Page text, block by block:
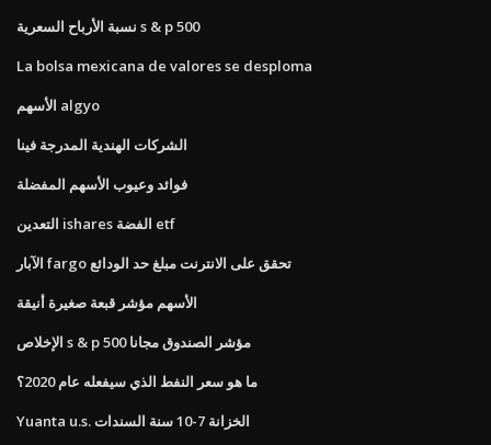
نسبة الأرباح السعرية s & p 500
La bolsa mexicana de valores se desploma
الأسهم algyo
الشركات الهندية المدرجة فينا
فوائد وعيوب الأسهم المفضلة
التعدين ishares الفضة etf
الآبار fargo تحقق على الانترنت مبلغ حد الودائع
الأسهم مؤشر قبعة صغيرة أنيقة
الإخلاص s & p 500 مؤشر الصندوق مجانا
ما هو سعر النفط الذي سيفعله عام 2020؟
Yuanta u.s. الخزانة 7-10 سنة السندات